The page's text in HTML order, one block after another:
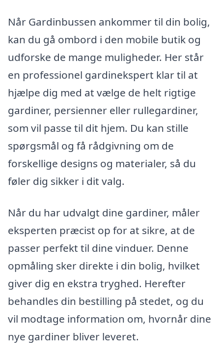
Når Gardinbussen ankommer til din bolig,
kan du gå ombord i den mobile butik og
udforske de mange muligheder. Her står
en professionel gardinekspert klar til at
hjælpe dig med at vælge de helt rigtige
gardiner, persienner eller rullegardiner,
som vil passe til dit hjem. Du kan stille
spørgsmål og få rådgivning om de
forskellige designs og materialer, så du
føler dig sikker i dit valg.
Når du har udvalgt dine gardiner, måler
eksperten præcist op for at sikre, at de
passer perfekt til dine vinduer. Denne
opmåling sker direkte i din bolig, hvilket
giver dig en ekstra tryghed. Herefter
behandles din bestilling på stedet, og du
vil modtage information om, hvornår dine
nye gardiner bliver leveret.